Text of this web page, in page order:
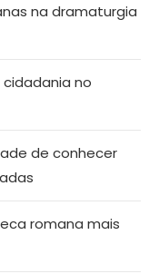
na dramaturgia
no
de conhecer
romana mais